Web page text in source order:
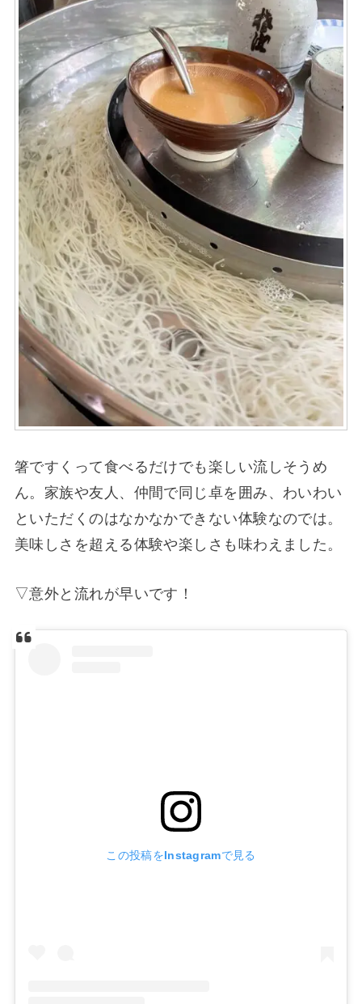
箸ですくって食べるだけでも楽しい流しそうめ
ん。家族や友人、仲間で同じ卓を囲み、わいわい
といただくのはなかなかできない体験なのでは。
美味しさを超える体験や楽しさも味わえました。
▽意外と流れが早いです！
この投稿をInstagramで見る